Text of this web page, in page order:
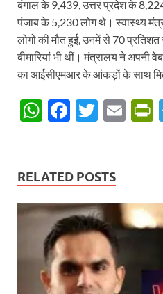
बंगाल के 9,439, उत्तर प्रदेश के
पंजाब के 5,230 लोग थे। स्वास्थ्य
लोगों की मौत हुई, उनमें से 70 प्रतिशत
बीमारियां भी थीं। मंत्रालय ने अपनी
का आईसीएमआर के आंकड़ों के साथ
W
s
A
p
p
F
b
o
o
k
T
er
E
RELATED POSTS